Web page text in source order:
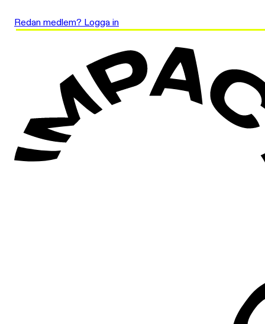
Redan medlem? Logga in